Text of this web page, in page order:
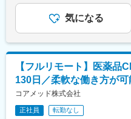
※国内出張の頻度は1~3回/
ん。）
■ワークライフバランス：
同社は、個人が最大限に能
りに注力しております。
女性社員も多く、産休・育
誇っており、長期就業が可
・オーファンドラッグ指定
・日本を含む各国規制当
・国際名・一般的名称に関
・承認申請書（CTDを含む
・試験総括報告書（CSR
■業務の特徴
・プロジェクトは個人単独
安の金額であり、選考を
(月額)は固定手当を含めた
気になる
【フルリモート】医薬品
130日／柔軟な働き方が
コアメッド株式会社
正社員 転勤なし